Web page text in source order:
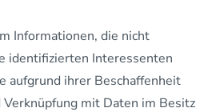
Informationen, die nicht
identifizierten Interessenten
aufgrund ihrer Beschaffenheit
mit Daten im Besitz